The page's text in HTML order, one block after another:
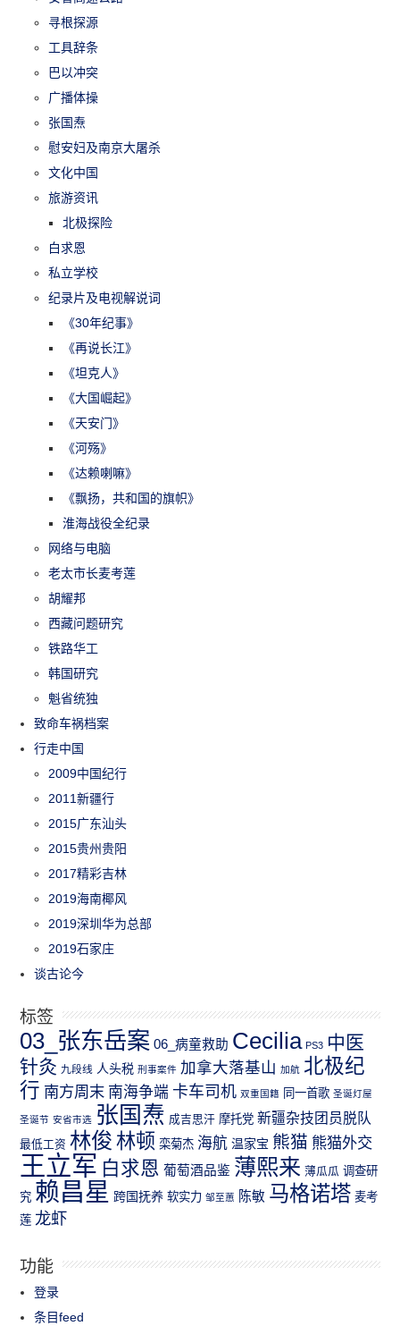
寻根探源
工具辞条
巴以冲突
广播体操
张国焘
慰安妇及南京大屠杀
文化中国
旅游资讯
北极探险
白求恩
私立学校
纪录片及电视解说词
《30年纪事》
《再说长江》
《坦克人》
《大国崛起》
《天安门》
《河殇》
《达赖喇嘛》
《飘扬，共和国的旗帜》
淮海战役全纪录
网络与电脑
老太市长麦考莲
胡耀邦
西藏问题研究
铁路华工
韩国研究
魁省统独
致命车祸档案
行走中国
2009中国纪行
2011新疆行
2015广东汕头
2015贵州贵阳
2017精彩吉林
2019海南椰风
2019深圳华为总部
2019石家庄
谈古论今
标签
03_张东岳案 06_病童救助 Cecilia PS3 中医
针灸 九段线 人头税 刑事案件 加拿大落基山 加航 北极纪
行 南方周末 南海争端 卡车司机 双重国籍 同一首歌 圣诞灯屋
圣诞节 安省市选 张国焘 成吉思汗 摩托党 新疆杂技团员脱队
最低工资 林俊 林顿 栾菊杰 海航 温家宝 熊猫 熊猫外交
王立军 白求恩 葡萄酒品鉴 薄熙来 薄瓜瓜 调查研
究 赖昌星 跨国抚养 软实力 邹至蕙 陈敏 马格诺塔 麦考
莲 龙虾
功能
登录
条目feed